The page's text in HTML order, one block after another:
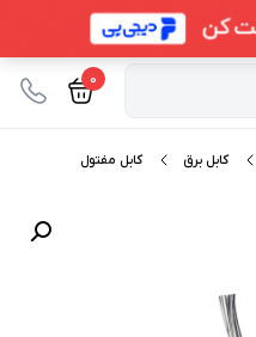
0
کابل برق کابل مفتول